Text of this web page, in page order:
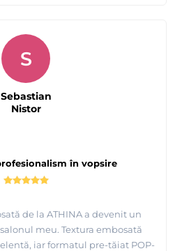
în vopsire
de la ATHINA a devenit un
meu. Textura embosată
iar formatul pre-tăiat POP-
S
Sebastian
Nistor